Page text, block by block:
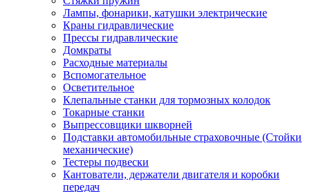
Лампы, фонарики, катушки электрические
Краны гидравлические
Прессы гидравлические
Домкраты
Расходные материалы
Вспомогательное
Осветительное
Клепальные станки для тормозных колодок
Токарные станки
Выпрессовщики шкворней
Подставки автомобильные страховочные (Стойки
механические)
Тестеры подвески
Кантователи, держатели двигателя и коробки
передач